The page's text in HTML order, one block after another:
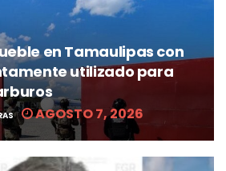
en Tamaulipas con
utilizado para
AGOSTO 7, 2026